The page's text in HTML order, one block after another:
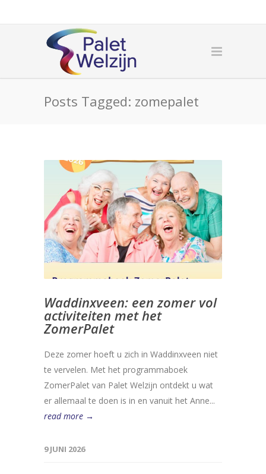
Posts Tagged: zomepalet
Waddinxveen: een zomer vol
activiteiten met het
ZomerPalet
Deze zomer hoeft u zich in Waddinxveen niet
te vervelen. Met het programmaboek
ZomerPalet van Palet Welzijn ontdekt u wat
er allemaal te doen is in en vanuit het Anne...
read more →
9 JUNI 2026